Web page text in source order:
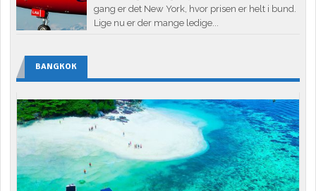
gang er det New York, hvor prisen er helt i bund.
Lige nu er der mange ledige...
BANGKOK